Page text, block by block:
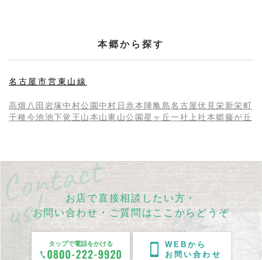
本郷から探す
名古屋市営東山線
高畑 八田 岩塚中村公園中村日赤本陣亀島名古屋伏見栄新栄町
千種今池池下覚王山本山東山公園星ヶ丘一社上社本郷藤が丘
お店で直接相談したい方・
お問い合わせ・ご質問はここからどうぞ
タップで電話をかける
WEBから
お問い合わせ